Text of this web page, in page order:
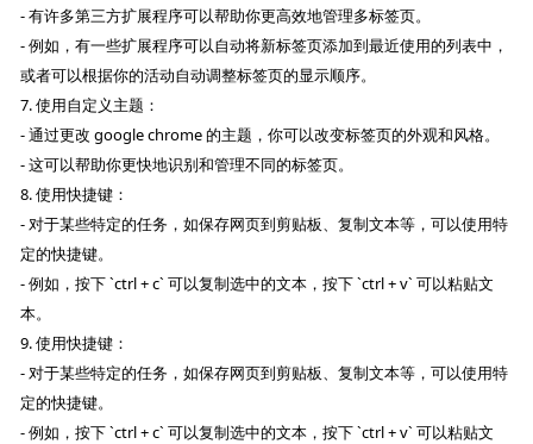
- 有许多第三方扩展程序可以帮助你更高效地管理多标签页。
- 例如，有一些扩展程序可以自动将新标签页添加到最近使用的列表中，
或者可以根据你的活动自动调整标签页的显示顺序。
7. 使用自定义主题：
- 通过更改 google chrome 的主题，你可以改变标签页的外观和风格。
- 这可以帮助你更快地识别和管理不同的标签页。
8. 使用快捷键：
- 对于某些特定的任务，如保存网页到剪贴板、复制文本等，可以使用特
定的快捷键。
- 例如，按下 `ctrl + c` 可以复制选中的文本，按下 `ctrl + v` 可以粘贴文
本。
9. 使用快捷键：
- 对于某些特定的任务，如保存网页到剪贴板、复制文本等，可以使用特
定的快捷键。
- 例如，按下 `ctrl + c` 可以复制选中的文本，按下 `ctrl + v` 可以粘贴文